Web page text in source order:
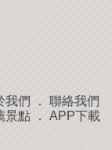
我們 ． 聯絡我們
景點． APP下載